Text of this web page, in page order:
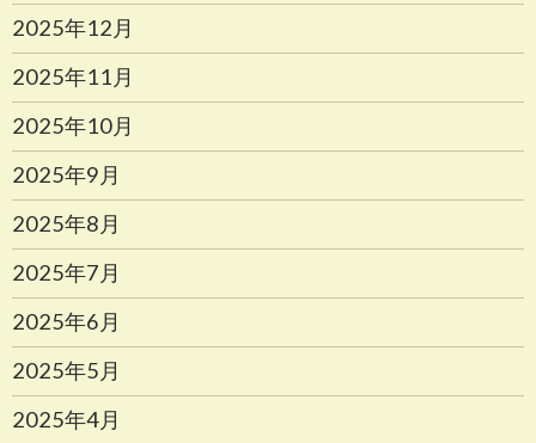
2025年12月
2025年11月
2025年10月
2025年9月
2025年8月
2025年7月
2025年6月
2025年5月
2025年4月